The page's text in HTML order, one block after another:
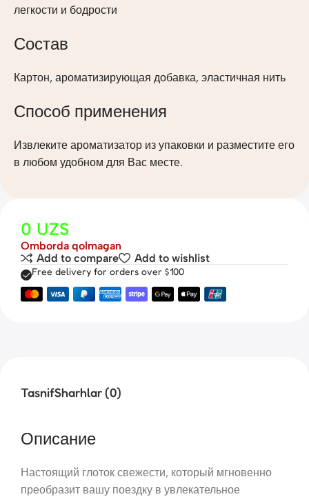
легкости и бодрости
Состав
Картон, ароматизирующая добавка, эластичная нить
Способ применения
Извлеките ароматизатор из упаковки и разместите его
в любом удобном для Вас месте.
0 UZS
Omborda qolmagan
Add to compare
Add to wishlist
Free delivery for orders over $100
TasnifSharhlar (0)
Описание
Настоящий глоток свежести, который мгновенно
преобразит вашу поездку в увлекательное